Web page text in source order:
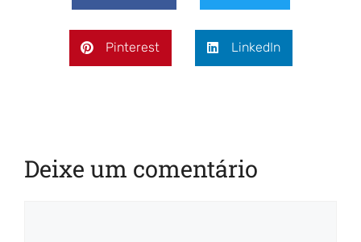
Pinterest LinkedIn
Deixe um comentário